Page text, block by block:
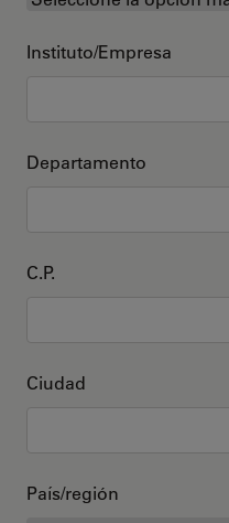
Instituto/Empresa
Departamento
C.P.
Ciudad
País/región